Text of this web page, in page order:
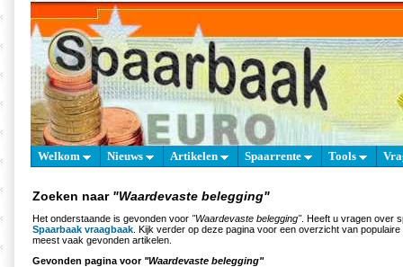
Welkom Nieuws Artikelen Spaarrente Tools
Zoeken naar "Waardevaste belegging"
Het onderstaande is gevonden voor "Waardevaste belegging". Heeft u vragen over
Spaarbaak vraagbaak . Kijk verder op deze pagina voor een overzicht van
meest vaak gevonden artikelen.
Gevonden pagina voor "Waardevaste belegging"